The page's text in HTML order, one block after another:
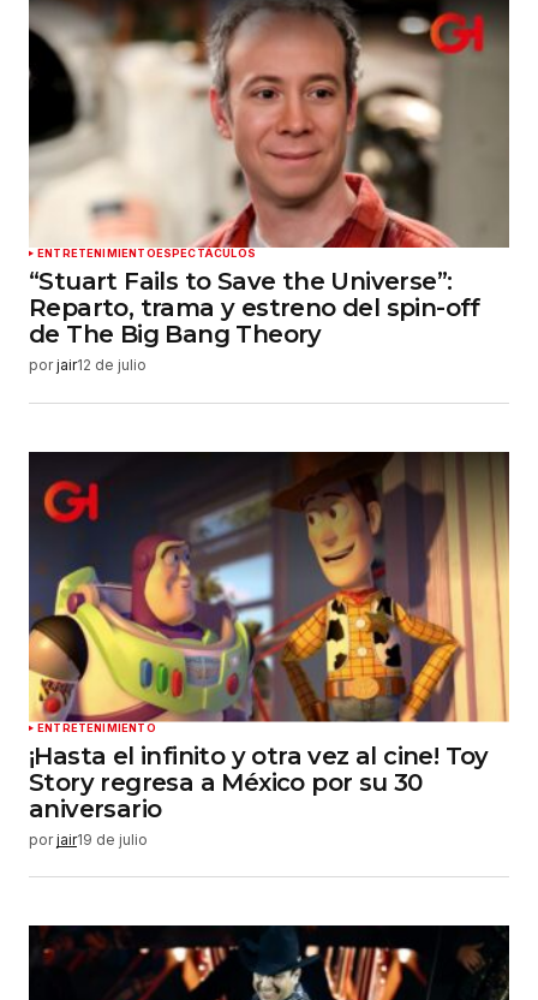
ENTRETENIMIENTOESPECTÁCULOS
“Stuart Fails to Save the Universe”:
Reparto, trama y estreno del spin-off
de The Big Bang Theory
por jair12 de julio
ENTRETENIMIENTO
¡Hasta el infinito y otra vez al cine! Toy
Story regresa a México por su 30
aniversario
por jair19 de julio